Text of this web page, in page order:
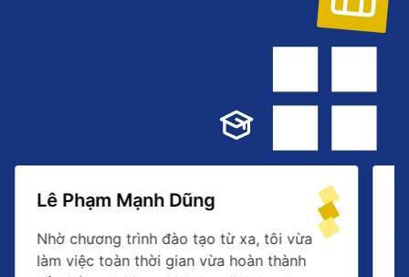
Lê Phạm Mạnh Dũng
Nhờ chương trình đào tạo từ xa, tôi vừa
làm việc toàn thời gian vừa hoàn thành